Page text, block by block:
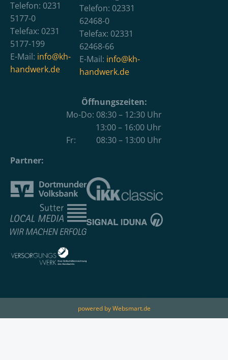
Telefon: 0231
5177-0
Telefax: 0231
5177-199
E-Mail: info@kh-
handwerk.de
Telefon: 02331
62468-0
Telefax: 02331
62468-66
E-Mail: info@kh-
handwerk.de
Öffnungszeiten:
Mo-Do: 08:30 – 12:30 Uhr
13:00 – 16:00 Uhr
Fr: 08:30 – 13:00 Uhr
Partner:
powered by Websmart.de